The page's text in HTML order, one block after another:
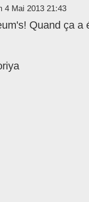
4 Mai 2013 21:43
Quand ça a